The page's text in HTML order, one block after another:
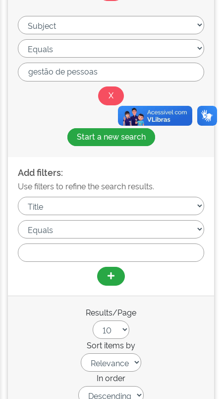
Start a new search
Add filters:
Use filters to refine the search results.
Results/Page
Sort items by
In order